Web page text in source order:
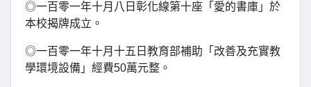
◎一百零一年十月八日彰化線第十座「愛的書庫」於
本校揭牌成立。
◎一百零一年十月十五日教育部補助「改善及充實教
學環境設備」經費50萬元整。